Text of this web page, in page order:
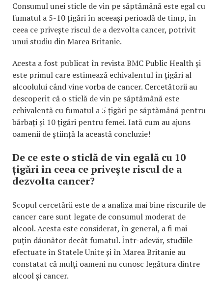
Consumul unei sticle de vin pe săptămână este egal cu
fumatul a 5-10 țigări în aceeași perioadă de timp, în
ceea ce privește riscul de a dezvolta cancer, potrivit
unui studiu din Marea Britanie.
Acesta a fost publicat în revista BMC Public Health și
este primul care estimează echivalentul în țigări al
alcoolului când vine vorba de cancer. Cercetătorii au
descoperit că o sticlă de vin pe săptămână este
echivalentă cu fumatul a 5 țigări pe săptămână pentru
bărbați și 10 țigări pentru femei. Iată cum au ajuns
oamenii de știință la această concluzie!
De ce este o sticlă de vin egală cu 10
țigări în ceea ce privește riscul de a
dezvolta cancer?
Scopul cercetării este de a analiza mai bine riscurile de
cancer care sunt legate de consumul moderat de
alcool. Acesta este considerat, în general, a fi mai
puțin dăunător decât fumatul. Într-adevăr, studiile
efectuate în Statele Unite și în Marea Britanie au
constatat că mulți oameni nu cunosc legătura dintre
alcool și cancer.